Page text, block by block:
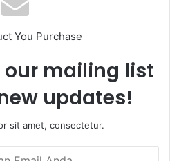
You Purchase
our mailing list
updates!
sit amet, consectetur.